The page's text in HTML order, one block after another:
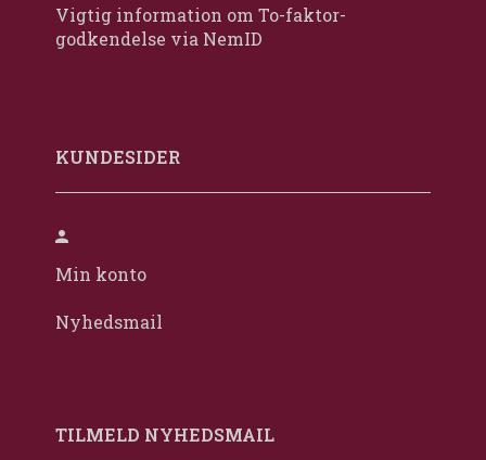
Vigtig information om To-faktor-
godkendelse via NemID
KUNDESIDER
Min konto
Nyhedsmail
TILMELD NYHEDSMAIL